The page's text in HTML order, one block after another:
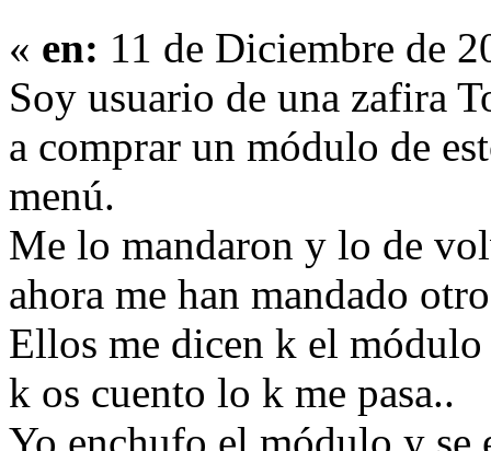
« en: 11 de Diciembre de
Soy usuario de una zafira
a comprar un módulo de
menú.
Me lo mandaron y lo de
ahora me han mandado
Ellos me dicen k el
k os cuento lo k me pasa..